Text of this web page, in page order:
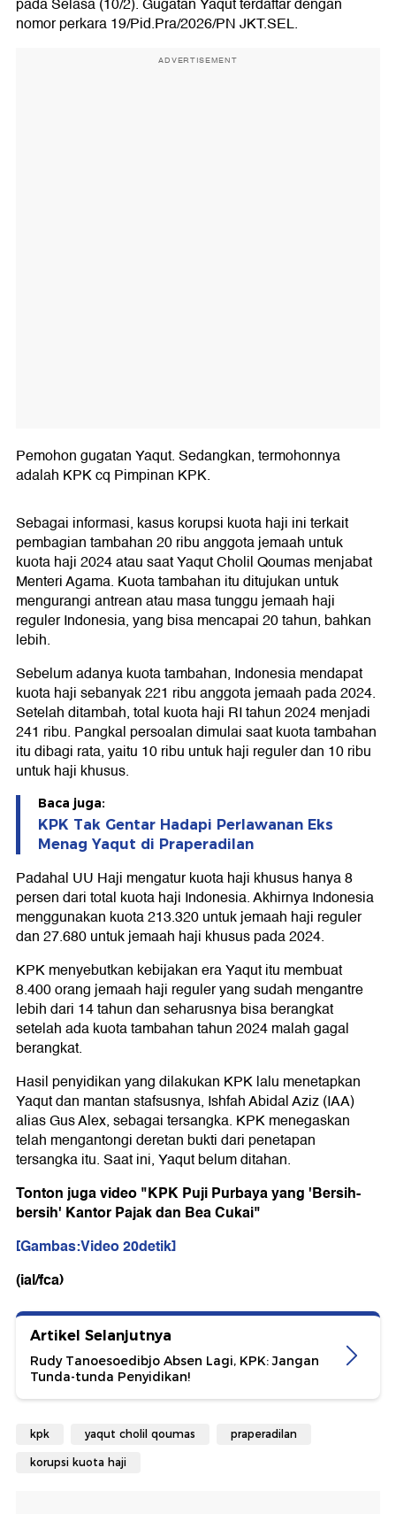
pada Selasa (10/2). Gugatan Yaqut terdaftar dengan
nomor perkara 19/Pid.Pra/2026/PN JKT.SEL.
ADVERTISEMENT
Pemohon gugatan Yaqut. Sedangkan, termohonnya
adalah KPK cq Pimpinan KPK.
Sebagai informasi, kasus korupsi kuota haji ini terkait
pembagian tambahan 20 ribu anggota jemaah untuk
kuota haji 2024 atau saat Yaqut Cholil Qoumas menjabat
Menteri Agama. Kuota tambahan itu ditujukan untuk
mengurangi antrean atau masa tunggu jemaah haji
reguler Indonesia, yang bisa mencapai 20 tahun, bahkan
lebih.
Sebelum adanya kuota tambahan, Indonesia mendapat
kuota haji sebanyak 221 ribu anggota jemaah pada 2024.
Setelah ditambah, total kuota haji RI tahun 2024 menjadi
241 ribu. Pangkal persoalan dimulai saat kuota tambahan
itu dibagi rata, yaitu 10 ribu untuk haji reguler dan 10 ribu
untuk haji khusus.
Baca juga:
KPK Tak Gentar Hadapi Perlawanan Eks
Menag Yaqut di Praperadilan
Padahal UU Haji mengatur kuota haji khusus hanya 8
persen dari total kuota haji Indonesia. Akhirnya Indonesia
menggunakan kuota 213.320 untuk jemaah haji reguler
dan 27.680 untuk jemaah haji khusus pada 2024.
KPK menyebutkan kebijakan era Yaqut itu membuat
8.400 orang jemaah haji reguler yang sudah mengantre
lebih dari 14 tahun dan seharusnya bisa berangkat
setelah ada kuota tambahan tahun 2024 malah gagal
berangkat.
Hasil penyidikan yang dilakukan KPK lalu menetapkan
Yaqut dan mantan stafsusnya, Ishfah Abidal Aziz (IAA)
alias Gus Alex, sebagai tersangka. KPK menegaskan
telah mengantongi deretan bukti dari penetapan
tersangka itu. Saat ini, Yaqut belum ditahan.
Tonton juga video "KPK Puji Purbaya yang 'Bersih-
bersih' Kantor Pajak dan Bea Cukai"
[Gambas:Video 20detik]
(ial/fca)
Artikel Selanjutnya
Rudy Tanoesoedibjo Absen Lagi, KPK: Jangan
Tunda-tunda Penyidikan!
kpk yaqut cholil qoumas praperadilan
korupsi kuota haji